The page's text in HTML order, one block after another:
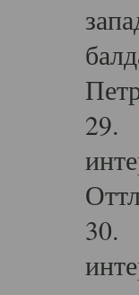
29.
30.